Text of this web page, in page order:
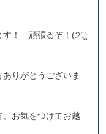
ます！ 頑張るぞ！(੭ु
りがとうございま
お気をつけてお越